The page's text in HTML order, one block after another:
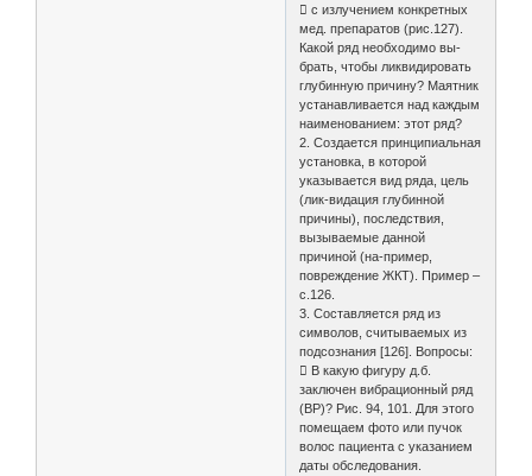
 с излучением конкретных
мед. препаратов (рис.127).
Какой ряд необходимо вы-
брать, чтобы ликвидировать
глубинную причину? Маятник
устанавливается над каждым
наименованием: этот ряд?
2. Создается принципиальная
установка, в которой
указывается вид ряда, цель
(лик-видация глубинной
причины), последствия,
вызываемые данной
причиной (на-пример,
повреждение ЖКТ). Пример –
с.126.
3. Составляется ряд из
символов, считываемых из
подсознания [126]. Вопросы:
 В какую фигуру д.б.
заключен вибрационный ряд
(ВР)? Рис. 94, 101. Для этого
помещаем фото или пучок
волос пациента с указанием
даты обследования.